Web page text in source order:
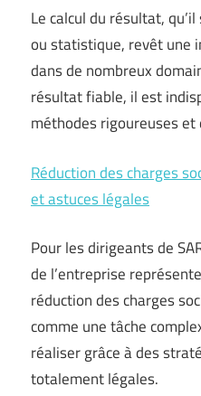
Le calcul du résultat,
ou statistique, revêt une
dans de nombreux
résultat fiable, il est
méthodes rigoureuses et
Réduction des charges
et astuces légales
Pour les dirigeants de
de l’entreprise
réduction des charges
comme une tâche
réaliser grâce à des
totalement légales.